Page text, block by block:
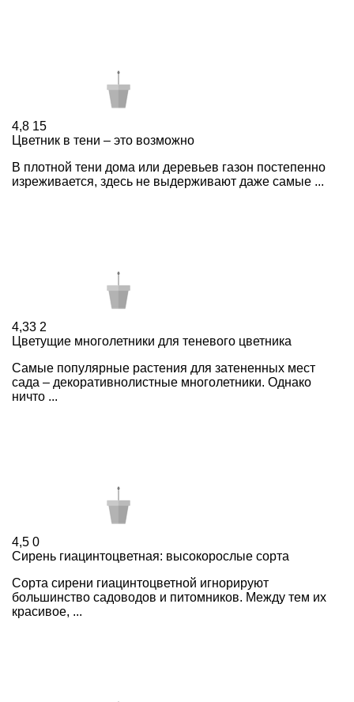
4,8 15
Цветник в тени – это возможно
В плотной тени дома или деревьев газон постепенно
изреживается, здесь не выдерживают даже самые ...
4,33 2
Цветущие многолетники для теневого цветника
Cамые популярные растения для затененных мест
сада – декоративнолистные многолетники. Однако
ничто ...
4,5 0
Сирень гиацинтоцветная: высокорослые сорта
Сорта сирени гиацинтоцветной игнорируют
большинство садоводов и питомников. Между тем их
красивое, ...